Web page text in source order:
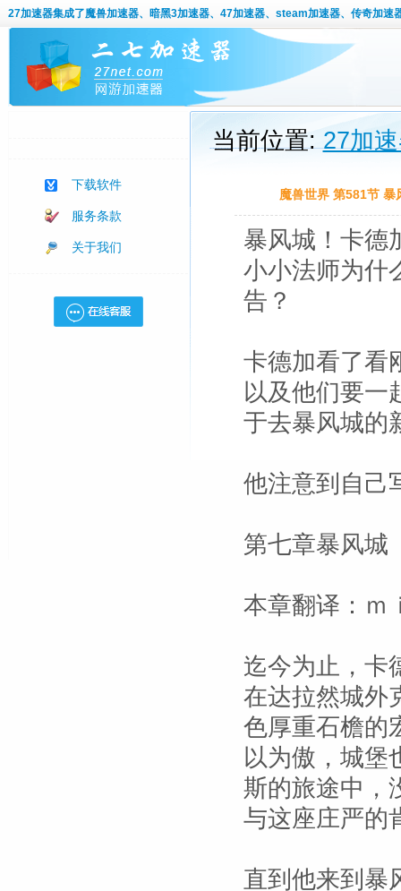
27加速器集成了魔兽加速器、暗黑3加速器、47加速器、steam加速器、传奇加速
下载软件
服务条款
关于我们
当前位置:27加
魔兽世界 第581节 暴
暴风城！卡德
小小法师为什
告？
卡德加看了看
以及他们要一
于去暴风城的
他注意到自
第七章暴风城
本章翻译：ｍ
迄今为止，卡
在达拉然城外
色厚重石檐的
以为傲，城堡
斯的旅途中，
与这座庄严的
直到他来到暴